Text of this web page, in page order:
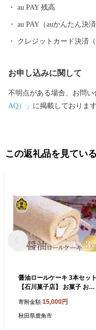
au PAY 残高
au PAY（auかんたん決
クレジットカード決済（
お申し込みに関して
不明点がある場合、お問
AQ）」 に掲載しておりま
この返礼品を見てい
醤油ロールケーキ 3本セット
【石川菓子店】 お菓子 おや
菓 ギフト お土産 お中元 お歳
暮 お取り寄せ 母の日 父の日
寄附金額 15,000円
秋田県鹿角市